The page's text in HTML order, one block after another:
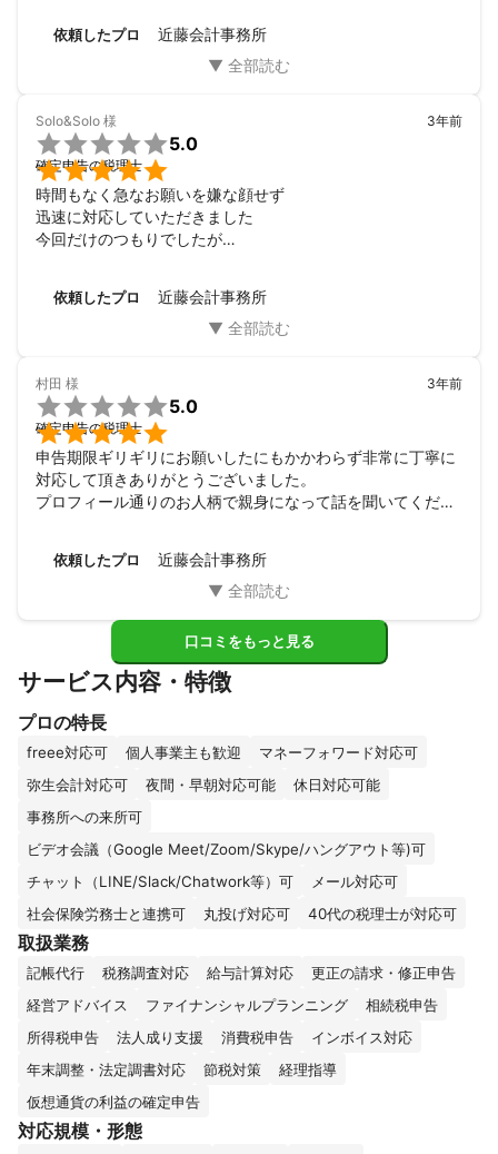
笑顔で以下を心がけて仕事しています。
・相手の話を聞き、否定しない
・相手の人間性・価値観を理解する
・相手が求めているものに即した回答・提案をする
そのような税理士をお探しであれば是非お声がけ下さい。
この度は大変お世話になっております。
依頼したプロ 近藤会計事務所
Solo&Solo 様


5.0
確定申告の税理士
3年前
時間もなく急なお願いを嫌な顔せず
迅速に対応していただきました
今回だけのつもりでしたが
依頼したプロ 近藤会計事務所
村田 様


5.0
確定申告の税理士
3年前
申告期限ギリギリにお願いしたにもかかわらず非常に丁寧に
対応して頂きありがとうございました。
プロフィール通りのお人柄で親身になって話を聞いてくださ
依頼したプロ 近藤会計事務所
口コミをもっと見る
サービス内容・特徴
プロの特長
freee対応可 個人事業主も歓迎
マネーフォワード対応可
弥生会計対応可
夜間・早朝対応可能
休日対応可能
事務所への来所可
ビデオ会議（Google Meet/Zoom/Skype/ハングアウト等)可
チャット（LINE/Slack/Chatwork等）可
メール対応可
社会保険労務士と連携可
丸投げ対応可 40代の税理士が対応可
取扱業務
記帳代行 税務調査対応 給与計算対応
更正の請求・修正申告
経営アドバイス
ファイナンシャルプランニング
相続税申告
所得税申告
法人成り支援 消費税申告
インボイス対応
年末調整・法定調書対応
節税対策
経理指導
仮想通貨の利益の確定申告
対応規模・形態